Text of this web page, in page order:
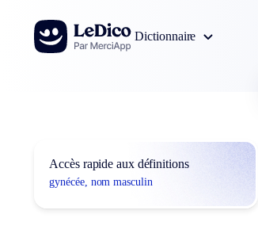
Aller au contenu
Dictionnaire
Accès rapide aux définitions
gynécée, nom masculin